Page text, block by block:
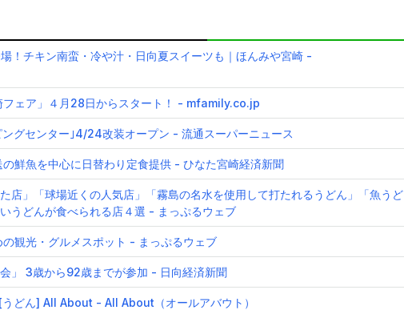
！チキン南蛮・冷や汁・日向夏スイーツも｜ほんみや宮崎 -
フェア」４月28日からスタート！ - mfamily.co.jp
グセンター｣4/24改装オープン - 流通スーパーニュース
鮮魚を中心に日替わり定食提供 - ひなた宮崎経済新聞
店」「球場近くの人気店」「霧島の名水を使用して打たれるうどん」「魚うど
うどんが食べられる店４選 - まっぷるウェブ
の観光・グルメスポット - まっぷるウェブ
」 3歳から92歳までが参加 - 日向経済新聞
どん] All About - All About（オールアバウト）